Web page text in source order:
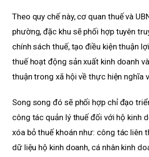
Theo quy chế này, cơ quan thuế và
phường, đặc khu sẽ phối hợp tuyên
chính sách thuế, tạo điều kiện thuận
thuế hoạt động sản xuất kinh doanh
thuận trong xã hội về thực hiện nghĩa
Song song đó sẽ phối hợp chỉ đạo
công tác quản lý thuế đối với hộ kinh
xóa bỏ thuế khoán như: công tác liên
dữ liệu hộ kinh doanh, cá nhân kinh